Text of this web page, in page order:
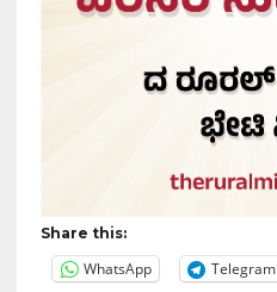
Share this:
WhatsApp Telegram